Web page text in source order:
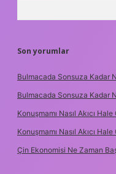
Son yorumlar
Bulmacada Sonsuza Kadar
Bulmacada Sonsuza Kadar
Konuşmamı Nasıl Akıcı
Konuşmamı Nasıl Akıcı
Çin Ekonomisi Ne Zaman